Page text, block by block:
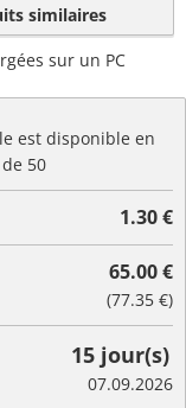
similaires
sur un PC
est disponible en
50
1.30 €
65.00 €
(77.35 €)
15 jour(s)
07.09.2026